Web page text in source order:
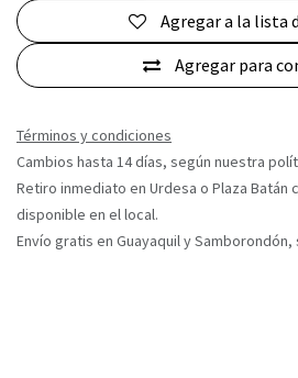
Agregar para
Agregar a la lista
Términos y condiciones
Cambios hasta 14 días, según nuestra
Retiro inmediato en Urdesa o Plaza Batán
disponible en el local.
Envío gratis en Guayaquil y